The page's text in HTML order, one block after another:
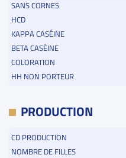
SANS CORNES
HCD
KAPPA CASÉINE
BETA CASÉINE
COLORATION
HH NON PORTEUR
PRODUCTION
CD PRODUCTION
NOMBRE DE FILLES